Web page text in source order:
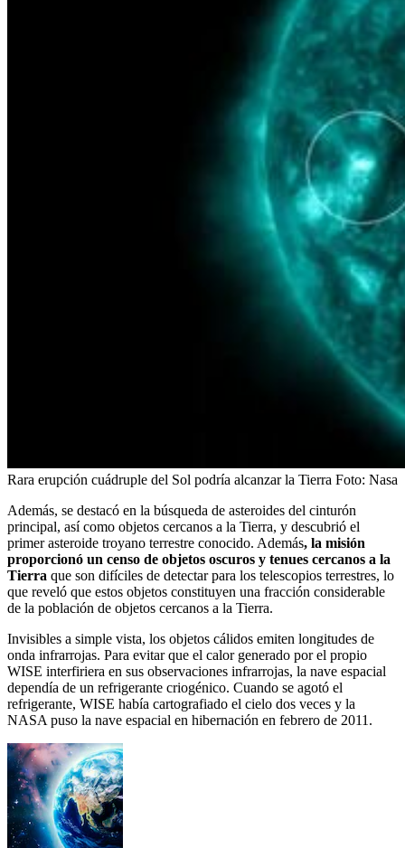
Rara erupción cuádruple del Sol podría alcanzar la Tierra Foto: Nasa
Además, se destacó en la búsqueda de asteroides del cinturón
principal, así como objetos cercanos a la Tierra, y descubrió el
primer asteroide troyano terrestre conocido. Además, la misión
proporcionó un censo de objetos oscuros y tenues cercanos a la
Tierra que son difíciles de detectar para los telescopios terrestres, lo
que reveló que estos objetos constituyen una fracción considerable
de la población de objetos cercanos a la Tierra.
Invisibles a simple vista, los objetos cálidos emiten longitudes de
onda infrarrojas. Para evitar que el calor generado por el propio
WISE interfiriera en sus observaciones infrarrojas, la nave espacial
dependía de un refrigerante criogénico. Cuando se agotó el
refrigerante, WISE había cartografiado el cielo dos veces y la
NASA puso la nave espacial en hibernación en febrero de 2011.